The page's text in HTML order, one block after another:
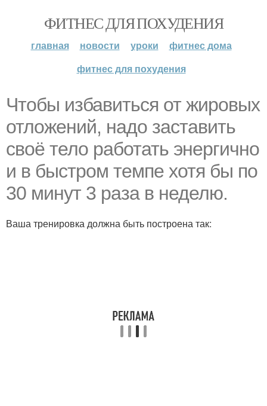
ФИТНЕС ДЛЯ ПОХУДЕНИЯ
главная новости уроки
фитнес дома
фитнес для похудения
Чтобы избавиться от жировых
отложений, надо заставить
своё тело работать энергично
и в быстром темпе хотя бы по
30 минут 3 раза в неделю.
Ваша тренировка должна быть построена так: